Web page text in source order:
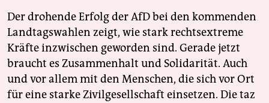
Der drohende Erfolg der AfD bei den kommenden
Landtagswahlen zeigt, wie stark rechtsextreme
Kräfte inzwischen geworden sind. Gerade jetzt
braucht es Zusammenhalt und Solidarität. Auch
und vor allem mit den Menschen, die sich vor Ort
für eine starke Zivilgesellschaft einsetzen. Die taz